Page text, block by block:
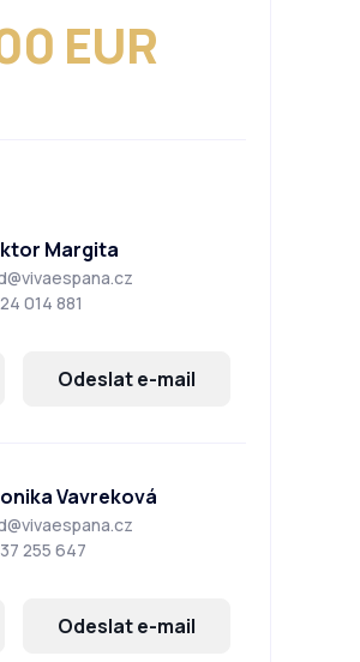
EUR
Margita
014 881
Odeslat e-mail
Vavreková
255 647
Odeslat e-mail